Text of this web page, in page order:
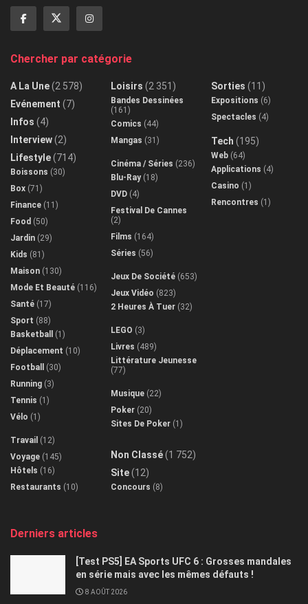
Chercher par catégorie
A La Une(2 578)
Evénement (7)
Infos (4)
Interview(2)
Lifestyle(714)
Boissons (30)
Box (71)
Finance (11)
Food (50)
Jardin (29)
Kids (81)
Maison (130)
Mode Et Beauté (116)
Santé (17)
Sport (88)
Basketball
(1)
Déplacement (10)
Football
(30)
Running (3)
Tennis (1)
Vélo (1)
Travail (12)
Voyage (145)
Hôtels (16)
Restaurants (10)
Loisirs (2 351)
Bandes Dessinées
(161)
Comics (44)
Mangas (31)
Cinéma / Séries (236)
Blu-Ray(18)
DVD (4)
Festival De Cannes
(2)
Films (164)
Séries (56)
Jeux De Société (653)
Jeux Vidéo (823)
2 Heures À Tuer (32)
LEGO (3)
Livres (489)
Littérature Jeunesse
(77)
Musique (22)
Poker (20)
Sites De Poker (1)
Non Classé(1 752)
Site(12)
Concours (8)
Sorties (11)
Expositions (6)
Spectacles (4)
Tech (195)
Web (64)
Applications (4)
Casino (1)
Rencontres (1)
Derniers articles
[Test PS5] EA Sports UFC 6 : Grosses mandales
en série mais avec les mêmes défauts !
8 AOÛT 2026